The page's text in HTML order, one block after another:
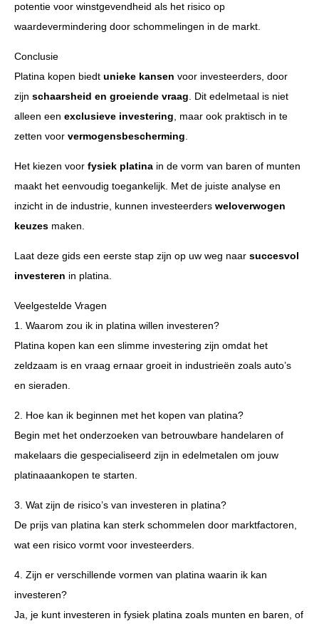
potentie voor winstgevendheid als het risico op
waardevermindering door schommelingen in de markt.
Conclusie
Platina kopen biedt unieke kansen voor investeerders, door
zijn schaarsheid en groeiende vraag. Dit edelmetaal is niet
alleen een exclusieve investering, maar ook praktisch in te
zetten voor vermogensbescherming.
Het kiezen voor fysiek platina in de vorm van baren of munten
maakt het eenvoudig toegankelijk. Met de juiste analyse en
inzicht in de industrie, kunnen investeerders weloverwogen
keuzes maken.
Laat deze gids een eerste stap zijn op uw weg naar succesvol
investeren in platina.
Veelgestelde Vragen
1. Waarom zou ik in platina willen investeren?
Platina kopen kan een slimme investering zijn omdat het
zeldzaam is en vraag ernaar groeit in industrieën zoals auto’s
en sieraden.
2. Hoe kan ik beginnen met het kopen van platina?
Begin met het onderzoeken van betrouwbare handelaren of
makelaars die gespecialiseerd zijn in edelmetalen om jouw
platinaaankopen te starten.
3. Wat zijn de risico’s van investeren in platina?
De prijs van platina kan sterk schommelen door marktfactoren,
wat een risico vormt voor investeerders.
4. Zijn er verschillende vormen van platina waarin ik kan
investeren?
Ja, je kunt investeren in fysiek platina zoals munten en baren, of